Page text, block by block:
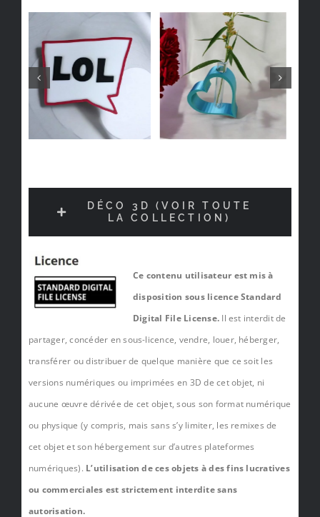
DÉCO 3D (VOIR TOUTE
LA COLLECTION)
Ce contenu utilisateur est mis à
disposition sous licence Standard
Digital File License. Il est interdit de
partager, concéder en sous-licence, vendre, louer, héberger,
transférer ou distribuer de quelque manière que ce soit les
versions numériques ou imprimées en 3D de cet objet, ni
aucune œuvre dérivée de cet objet, sous son format numérique
ou physique (y compris, mais sans s’y limiter, les remixes de
cet objet et son hébergement sur d’autres plateformes
numériques). L’utilisation de ces objets à des fins lucratives
ou commerciales est strictement interdite sans
autorisation.